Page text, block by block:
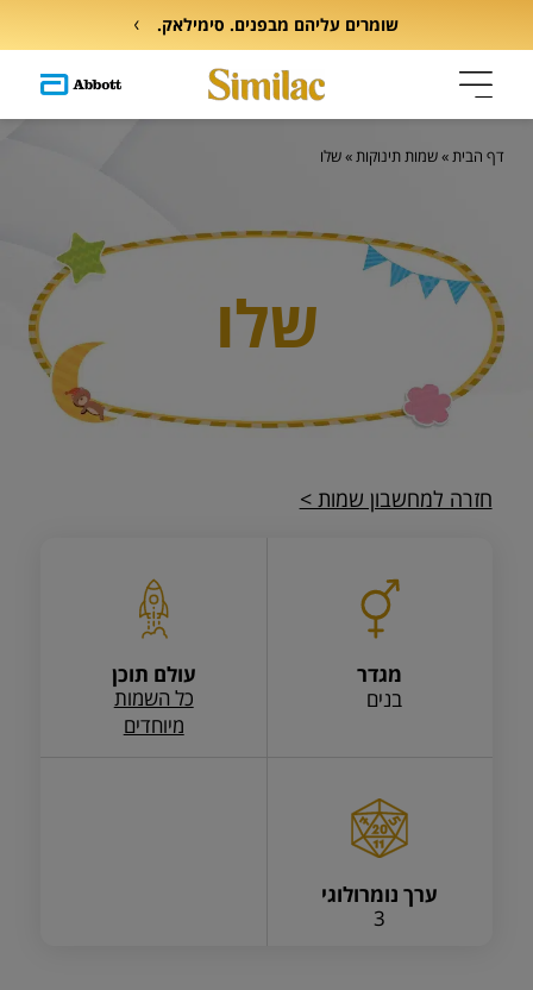
שומרים עליהם מבפנים. סימילאק.
שלו
דף הבית»שמות תינוקות»שלו
חזרה למחשבון שמות >
מגדר
בנים
עולם תוכן
כל השמות
מיוחדים
ערך נומרולוגי
3